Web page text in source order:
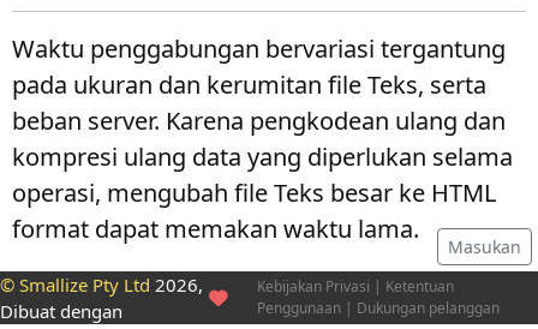
Waktu penggabungan bervariasi tergantung
pada ukuran dan kerumitan file Teks, serta
beban server. Karena pengkodean ulang dan
kompresi ulang data yang diperlukan selama
operasi, mengubah file Teks besar ke HTML
format dapat memakan waktu lama.
Masukan
© Smallize Pty Ltd 2026,
Dibuat dengan
Kebijakan Privasi | Ketentuan
Penggunaan | Dukungan pelanggan